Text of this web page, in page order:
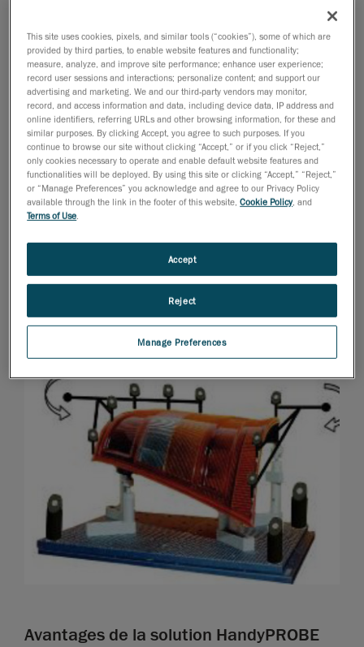
Avantages de la solution HandyPROBE
This site uses cookies, pixels, and similar tools (“cookies”), some of which are
provided by third parties, to enable website features and functionality;
measure, analyze, and improve site performance; enhance user experience;
record user sessions and interactions; personalize content; and support our
advertising and marketing. We and our third-party vendors may monitor,
record, and access information and data, including device data, IP address and
online identifiers, referring URLs and other browsing information, for these and
similar purposes. By clicking Accept, you agree to such purposes. If you
continue to browse our site without clicking “Accept,” or if you click “Reject,”
only cookies necessary to operate and enable default website features and
functionalities will be deployed. By using this site or clicking “Accept,” “Reject,”
or “Manage Preferences” you acknowledge and agree to our Privacy Policy
available through the link in the footer of this website,Cookie Policy, and
Terms of Use
Manage Preferences
Reject
Accept